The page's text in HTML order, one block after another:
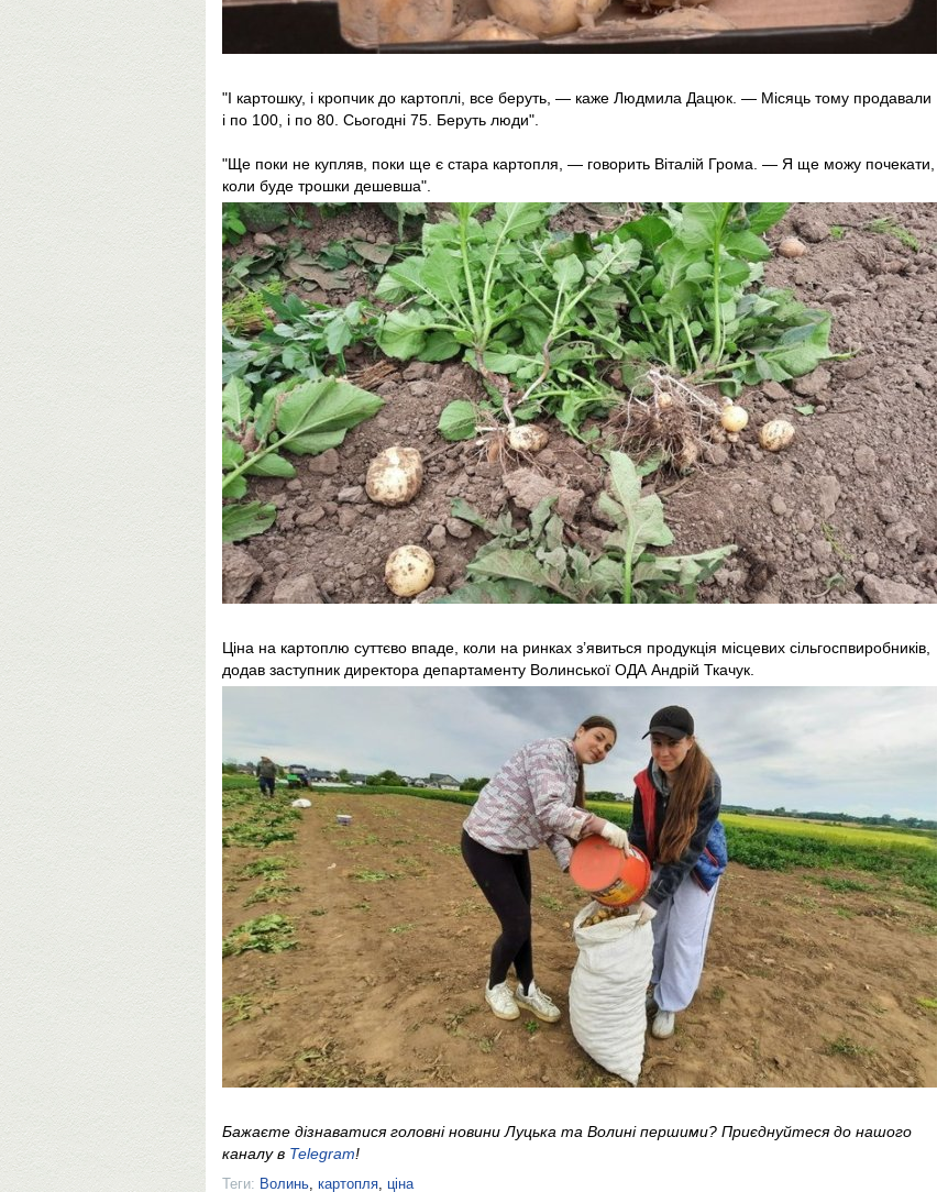
"І картошку, і кропчик до картоплі, все беруть, — каже Людмила Дацюк. — Місяць тому продавали
і по 100, і по 80. Сьогодні 75. Беруть люди".
"Ще поки не купляв, поки ще є стара картопля, — говорить Віталій Грома. — Я ще можу почекати,
коли буде трошки дешевша".
Ціна на картоплю суттєво впаде, коли на ринках з’явиться продукція місцевих сільгоспвиробників,
додав заступник директора департаменту Волинської ОДА Андрій Ткачук.
Бажаєте дізнаватися головні новини Луцька та Волині першими? Приєднуйтеся до нашого
каналу в Telegram!
Теги: Волинь картопля ціна